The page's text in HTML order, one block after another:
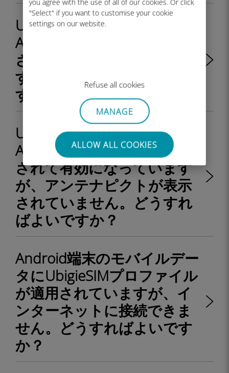
you agree with the use of all of our cookies. Or click
"Select" if you want to customise your cookie
settings on our website.
Refuse all cookies
MANAGE
ALLOW ALL COOKIES
Ubigi eSIMプロファイルが
Android端末にインストール
されているかどうかを確認
するにはどうすればよいで
すか？
Ubigi eSIMプロファイルが
Android端末にインストール
されて有効になっています
が、アンテナピクトが表示
されていません。どうすれ
ばよいですか？
Android端末のモバイルデー
タにUbigieSIMプロファイル
が適用されていますが、イ
ンターネットに接続できま
せん。どうすればよいです
か？